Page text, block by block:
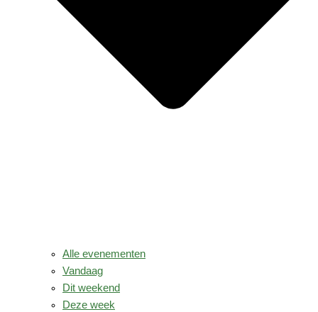
Alle evenementen
Vandaag
Dit weekend
Deze week